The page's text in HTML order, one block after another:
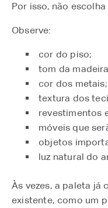
Por isso, não
Observe:
cor do piso;
tom da
cor dos metais;
textura dos
revestimentos
móveis que
objetos
luz natural do
Às vezes, a paleta já
existente, como um